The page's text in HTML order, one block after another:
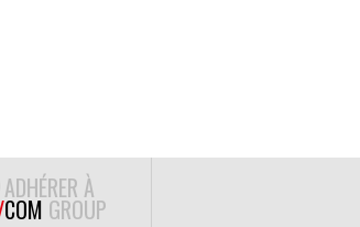
ADHÉRER À
COM GROUP